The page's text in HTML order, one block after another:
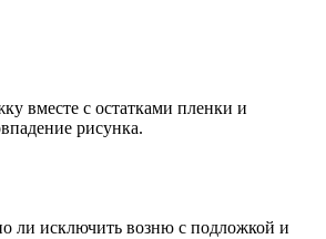
вместе с остатками пленки и
рисунка.
ли исключить возню с подложкой и